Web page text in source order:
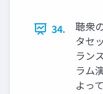
34.
聴衆
タセ
ラン
ラム
よっ